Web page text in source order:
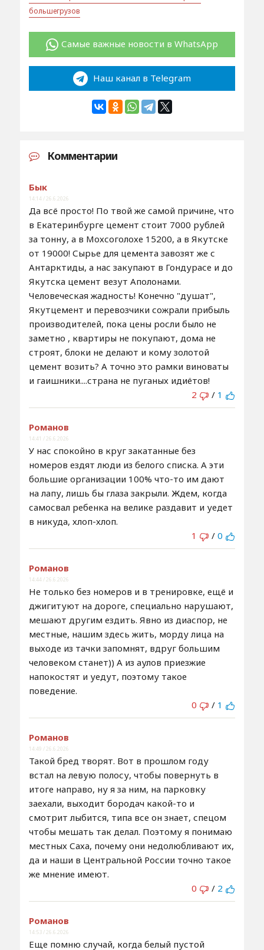
большегрузов
Самые важные новости в WhatsApp
Наш канал в Telegram
Комментарии
Бык
14:14 / 26.6.2026
Да всё просто! По твой же самой причине, что
в Екатеринбурге цемент стоит 7000 рублей
за тонну, а в Мохсоголохе 15200, а в Якутске
от 19000! Сырье для цемента завозят же с
Антарктиды, а нас закупают в Гондурасе и до
Якутска цемент везут Аполонами.
Человеческая жадность! Конечно "душат",
Якутцемент и перевозчики сожрали прибыль
производителей, пока цены росли было не
заметно , квартиры не покупают, дома не
строят, блоки не делают и кому золотой
цемент возить? А точно это рамки виноваты
и гаишники....страна не пуганых идиётов!
2
/ 1
Романов
14:41 / 26.6.2026
У нас спокойно в круг закатанные без
номеров ездят люди из белого списка. А эти
большие организации 100% что-то им дают
на лапу, лишь бы глаза закрыли. Ждем, когда
самосвал ребенка на велике раздавит и уедет
в никуда, хлоп-хлоп.
1
/ 0
Романов
14:44 / 26.6.2026
Не только без номеров и в тренировке, ещё и
джигитуют на дороге, специально нарушают,
мешают другим ездить. Явно из диаспор, не
местные, нашим здесь жить, морду лица на
выходе из тачки запомнят, вдруг большим
человеком станет)) А из аулов приезжие
напокостят и уедут, поэтому такое
поведение.
0
/ 1
Романов
14:49 / 26.6.2026
Такой бред творят. Вот в прошлом году
встал на левую полосу, чтобы повернуть в
итоге направо, ну я за ним, на парковку
заехали, выходит бородач какой-то и
смотрит лыбится, типа все он знает, спецом
чтобы мешать так делал. Поэтому я понимаю
местных Саха, почему они недолюбливают их,
да и наши в Центральной России точно такое
же мнение имеют.
0
/ 2
Романов
14:53 / 26.6.2026
Еще помню случай, когда белый пустой